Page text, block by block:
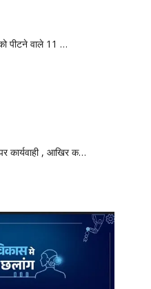
पीटने वाले 11 …
कार्यवाही , आखिर क…